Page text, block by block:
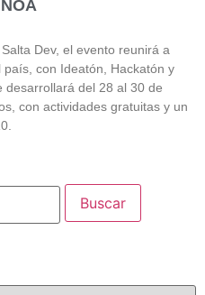
Dev, el evento reunirá a
con Ideatón, Hackatón y
desarrollará del 28 al 30 de
con actividades gratuitas y un